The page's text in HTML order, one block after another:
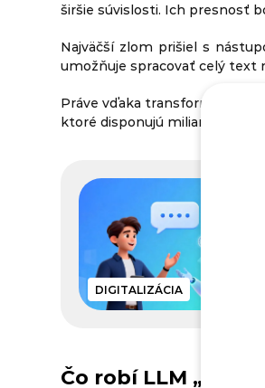
širšie súvislosti. Ich presnosť
Najväčší zlom prišiel s
umožňuje spracovať celý text
Práve vďaka
ktoré disponujú miliardami
DIGITALIZÁCIA
Čo robí LLM